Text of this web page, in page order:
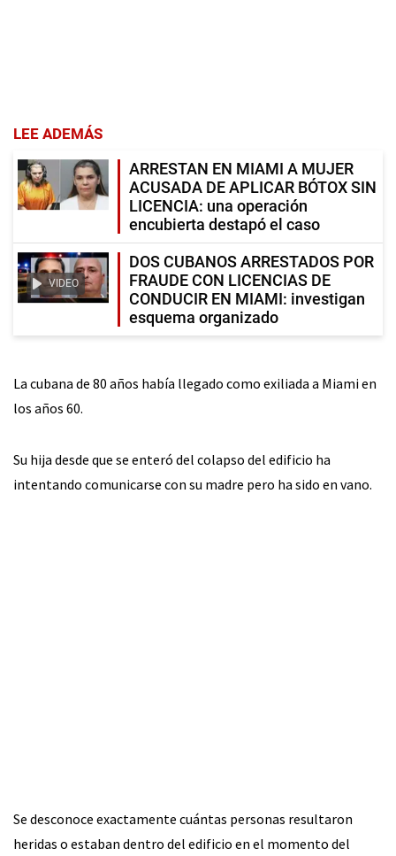
LEE ADEMÁS
ARRESTAN EN MIAMI A MUJER
ACUSADA DE APLICAR BÓTOX SIN
LICENCIA: una operación
encubierta destapó el caso
VIDEO
DOS CUBANOS ARRESTADOS POR
FRAUDE CON LICENCIAS DE
CONDUCIR EN MIAMI: investigan
esquema organizado
La cubana de 80 años había llegado como exiliada a Miami en
los años 60.
Su hija desde que se enteró del colapso del edificio ha
intentando comunicarse con su madre pero ha sido en vano.
Se desconoce exactamente cuántas personas resultaron
heridas o estaban dentro del edificio en el momento del